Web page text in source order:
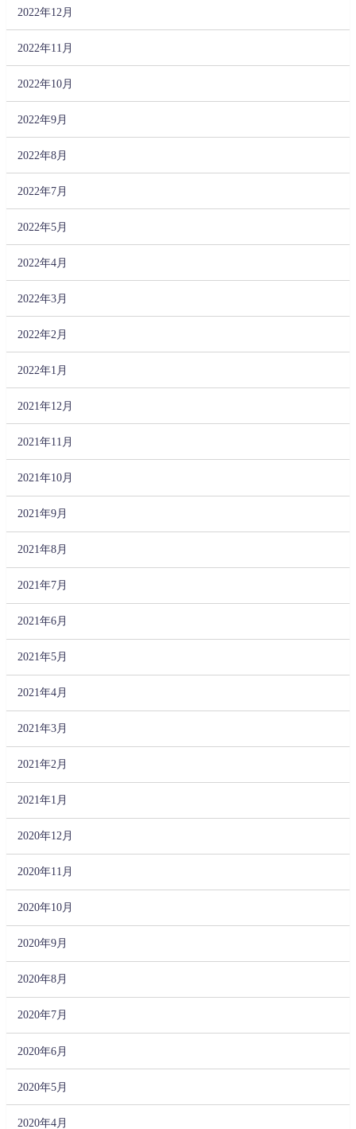
2022年12月
2022年11月
2022年10月
2022年9月
2022年8月
2022年7月
2022年5月
2022年4月
2022年3月
2022年2月
2022年1月
2021年12月
2021年11月
2021年10月
2021年9月
2021年8月
2021年7月
2021年6月
2021年5月
2021年4月
2021年3月
2021年2月
2021年1月
2020年12月
2020年11月
2020年10月
2020年9月
2020年8月
2020年7月
2020年6月
2020年5月
2020年4月